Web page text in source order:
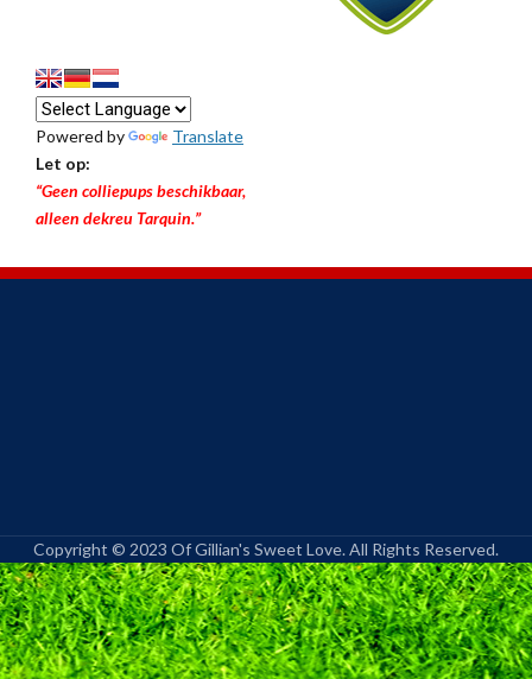
Powered by
Translate
Let op:
“Geen colliepups beschikbaar,
alleen dekreu Tarquin.”
Copyright © 2023 Of Gillian's Sweet Love. All Rights Reserved.